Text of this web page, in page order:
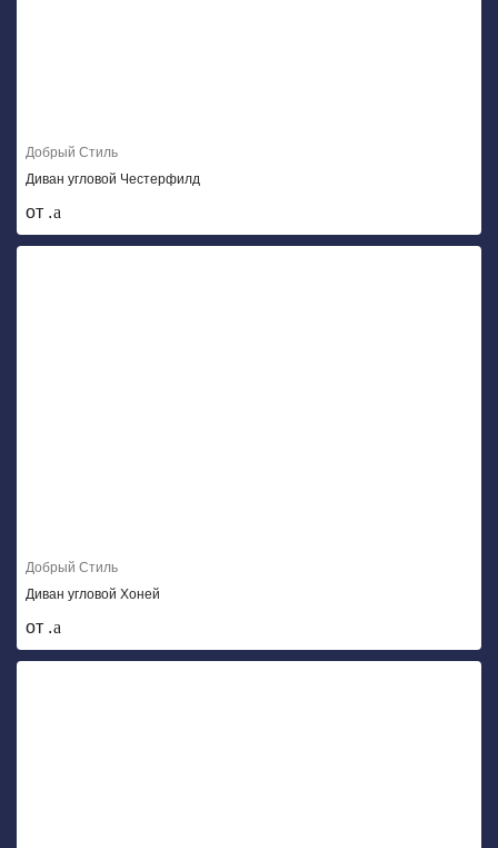
Добрый Стиль
Диван угловой Честерфилд
от .
Добрый Стиль
Диван угловой Хоней
от .